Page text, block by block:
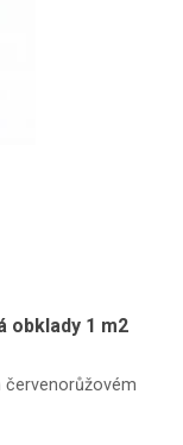
obklady 1 m2